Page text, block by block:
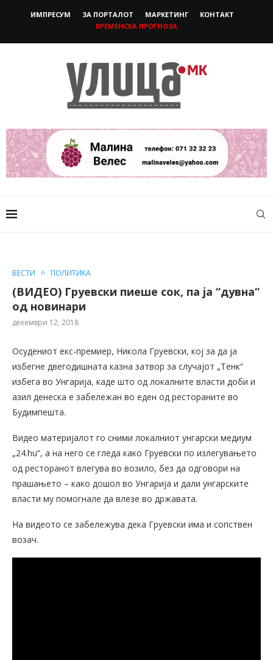
ИМПРЕСУМ ЗА ПОРТАЛОТ МАРКЕТИНГ
КОНТАКТ
ВРЕМЕНСКА ПРОГНОЗА
ВЕСТИ ПОЛИТИКА
(ВИДЕО) Груевски пиеше сок, па ја “дувна“
од новинари
декември 12, 2018
Осудениот екс-премиер, Никола Груевски, кој за да ја
избегне двегодишната казна затвор за случајот „Тенк“
избега во Унгарија, каде што од локалните власти доби и
азил денеска е забележан во еден од рестораните во
Будимпешта.
Видео материјалот го сними локалниот унгарски медиум
„24.hu“, а на него се гледа како Груевски по излегувањето
од ресторанот влегува во возило, без да одговори на
прашањето – како дошол во Унгарија и дали унгарските
власти му помогнале да влезе во државата.
На видеото се забележува дека Груевски има и сопствен
возач.